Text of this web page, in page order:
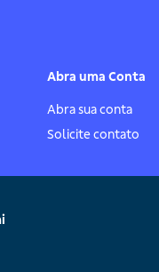
Abra uma Conta
Abra sua conta
Solicite contato